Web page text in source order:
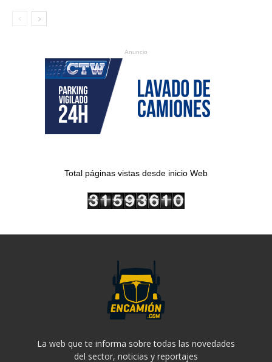
Anuncio
Total páginas vistas desde inicio Web
La web que te informa sobre todas las novedades
del sector, noticias y reportajes